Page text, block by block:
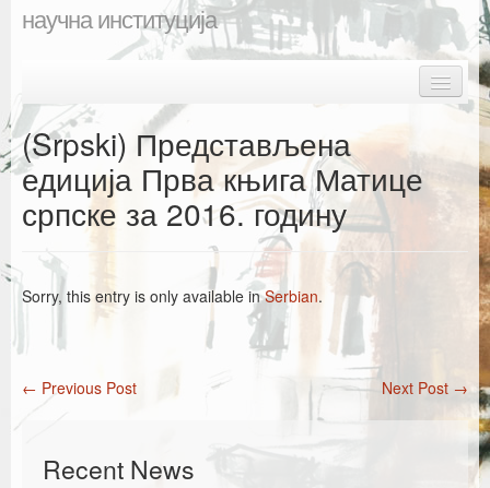
научна институција
Почетна
Матица српска
Научна одељења
Каталог издања
Летопис Матице српске
Гласник Матице српске
Е-издања
Најаве
(Srpski) Представљена
едиција Прва књига Матице
српске за 2016. годину
Sorry, this entry is only available inSerbian.
Next Post →
← Previous Post
Recent News